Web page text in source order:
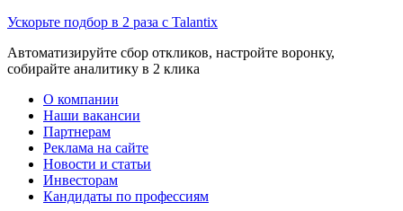
Ускорьте подбор в 2 раза с Talantix
Автоматизируйте сбор откликов, настройте воронку,
собирайте аналитику в 2 клика
О компании
Наши вакансии
Партнерам
Реклама на сайте
Новости и статьи
Инвесторам
Кандидаты по профессиям